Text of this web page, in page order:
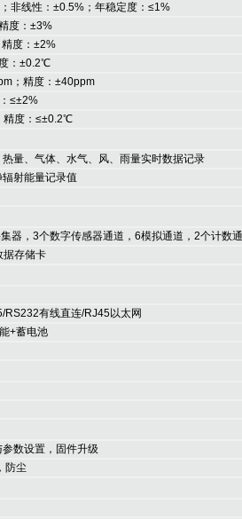
非线性：±0.5%；年稳定度：≤1%
度：±3%
度：±2%
：±0.2℃
；精度：±40ppm
≤±2%
度：≤±0.2℃
量、气体、水气、风、雨量实时数据记录
射能量记录值
器，3个数字传感器通道，6模拟通道，2个计数
据存储卡
RS232有线直连/RJ45以太网
+蓄电池
数设置，固件升级
防尘